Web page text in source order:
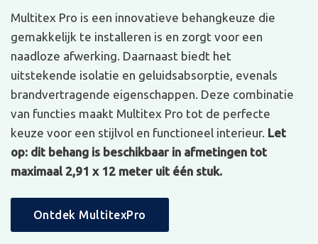
Multitex Pro is een innovatieve behangkeuze die
gemakkelijk te installeren is en zorgt voor een
naadloze afwerking. Daarnaast biedt het
uitstekende isolatie en geluidsabsorptie, evenals
brandvertragende eigenschappen. Deze combinatie
van functies maakt Multitex Pro tot de perfecte
keuze voor een stijlvol en functioneel interieur. Let
op: dit behang is beschikbaar in afmetingen tot
maximaal 2,91 x 12 meter uit één stuk.
Ontdek MultitexPro